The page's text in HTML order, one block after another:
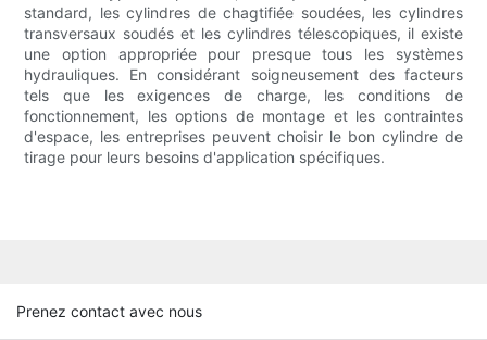
standard, les cylindres de chagtifiée soudées, les cylindres
transversaux soudés et les cylindres télescopiques, il existe
une option appropriée pour presque tous les systèmes
hydrauliques. En considérant soigneusement des facteurs
tels que les exigences de charge, les conditions de
fonctionnement, les options de montage et les contraintes
d'espace, les entreprises peuvent choisir le bon cylindre de
tirage pour leurs besoins d'application spécifiques.
Prenez contact avec nous